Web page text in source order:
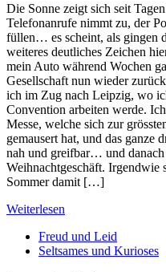
Die Sonne zeigt sich seit
Telefonanrufe nimmt zu, der
füllen… es scheint, als gingen
weiteres deutliches Zeichen
mein Auto während Wochen
Gesellschaft nun wieder
ich im Zug nach Leipzig, wo
Convention arbeiten werde.
Messe, welche sich zur
gemausert hat, und das ganze
nah und greifbar… und danach
Weihnachtgeschäft. Irgendwie
Sommer damit […]
Weiterlesen
Freud und Leid
Seltsames und Kurioses